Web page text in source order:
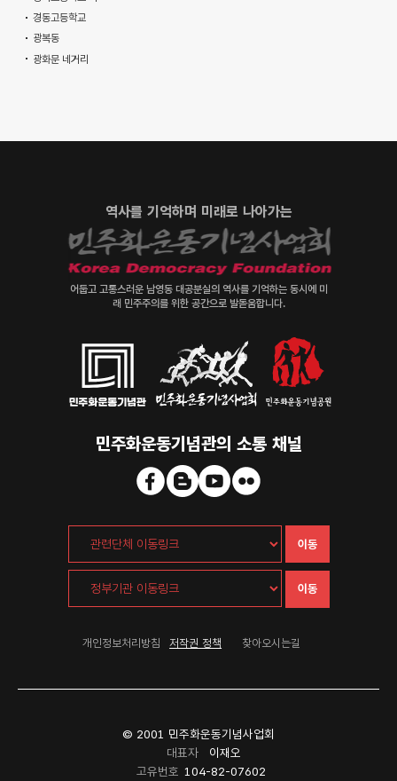
경동고등학교
광복동
광화문 네거리
역사를 기억하며 미래로 나아가는
어둡고 고통스러운 남영동 대공분실의 역사를 기억하는 동시에 미
래 민주주의를 위한 공간으로 발돋움합니다.
민주화운동기념관의 소통 채널
이동
이동
개인정보처리방침 저작권 정책 찾아오시는길
© 2001 민주화운동기념사업회
대표자
이재오
고유번호 104-82-07602